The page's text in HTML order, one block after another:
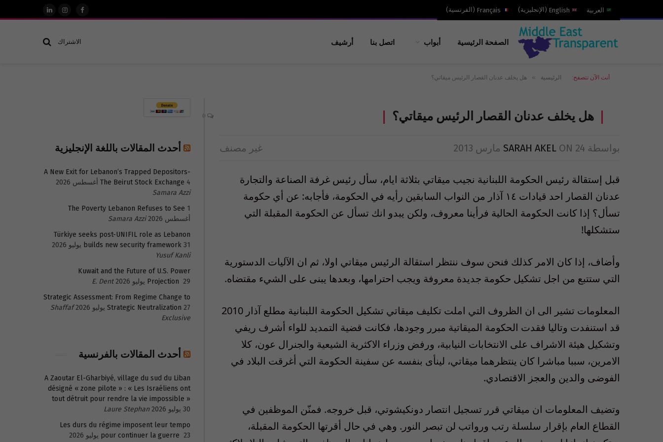
العربية English
( الإنجليزية)
Français
( الفرنسية)
فيسبوكالانستغرام
لينكدإن
الصفحة الرئيسية أبواب اتصل بنا أرشيف الاشتراك
أنت الآن تتصفح: الرئيسية » هل يخلف عدنان القصار الرئيس ميقاتي؟
هل يخلف عدنان القصار الرئيس ميقاتي؟
بواسطة SARAH AKEL ON 24 مارس 2013 غير مصنف
قبل إستقالة رئيس الحكومة اللبنانية نجيب ميقاتي بثلاثة ايام، سأل رئيس غرفة الصناعة والتجارة
عدنان القصار احد قيادات ١٤ آذار من النواب السابقين رأيه في الحكومة، فأجابه: عن أي حكومة
تسأل؟ إذا كانت الحكومة الحالية فرأينا معروف، ولكن يبدو انك تسأل عن الحكومة المقبلة التي
ستشكلها!
وأضاف، إذا كان الامر كذلك فنحن سوف ننتظر استقالة الرئيس ميقاتي اولا، ثم ان الآليات الدستورية
التي ستتبع من اجل تشكيل حكومة جديدة معروفة ويجب احترامها، وبعدها يبنى على الشيء مقتضاه.
المعلومات تشير الى ان الظروف التي املت تكليف ميقاتي تشكيل الحكومة اللبنانية مطلع آذار 2010
قد استنفدت وتاليا فقدت الحكومة الميقاتية مبرر وجودها، فكانت قضية التمديد للواء أشرف ريفي
وتشكيل هيئة الاشراف على الانتخابات النيابية، ورفض وزراء الاكثرية الشيعية والجنرال عون، كلا
الامرين، سببا مباشرا كان ينتظرهما ميقاتي، لينأى بنفسه عن سفينة الحكومة التي أغرقت البلاد في
الفوضى والدين والعجز الاقتصادي.
وتضيف المعلومات ان ميقاتي قرر تسجيل انتصار دونكيشوتي، قبل خروجه. فمنّن الموظفين في
القطاع العام بإقرار سلسلة رتب ورواتب لن تبصر النور. وهي في حال أقرتها الحكومة المقبلة،
أحدث المقالات باللغة الإنجليزية
A New Exit for Lebanon’s Trapped Depositors-
The Beirut Stock Exchange 4 أغسطس 2026
Samara Azzi
The Poverty Lebanon Refuses to See 1
أغسطس 2026
Samara Azzi
Türkiye seeks post-UNIFIL role as Lebanon
builds new security framework 31 يوليو 2026
Yusuf Kanli
Kuwait and the Future of U.S. Power
Projection 29 يوليو 2026
E. Dent
Strategic Assessment: From Regime Change to
Strategic Neutralization 27 يوليو 2026
Shaffaf
Exclusive
أحدث المقالات بالفرنسية
A Zaoutar El-Gharbiyé, village du sud du Liban
désigné « zone pilote » : « Les Israéliens ont
tout détruit pour rendre la vie impossible »
30 يوليو 2026
Laure Stephan
Les durs du régime imposent leur tempo
pour continuer la guerre 23 يوليو 2026